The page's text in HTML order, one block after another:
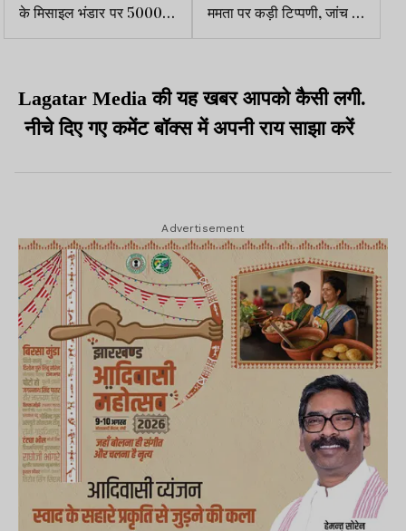
के मिसाइल भंडार पर 5000
पाउंड वजनी विनाशकारी बम
ममता पर कड़ी टिप्पणी, जांच में
रुकावट डालना सही नहीं
Lagatar Media की यह खबर आपको कैसी लगी.
नीचे दिए गए कमेंट बॉक्स में अपनी राय साझा करें
Advertisement